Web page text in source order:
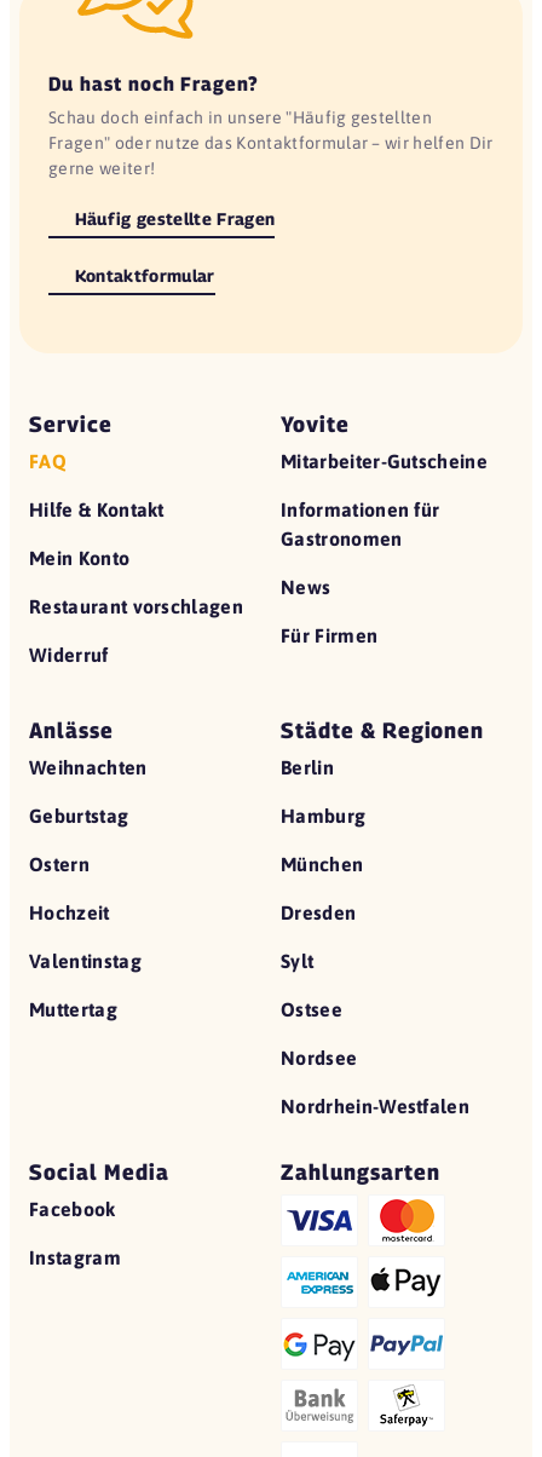
Du hast noch Fragen?
Schau doch einfach in unsere "Häufig gestellten
Fragen" oder nutze das Kontaktformular – wir helfen Dir
gerne weiter!
Häufig gestellte Fragen
Kontaktformular
Service
FAQ
Hilfe & Kontakt
Mein Konto
Restaurant vorschlagen
Widerruf
Yovite
Mitarbeiter-Gutscheine
Informationen für
Gastronomen
News
Für Firmen
Anlässe
Weihnachten
Geburtstag
Ostern
Hochzeit
Valentinstag
Muttertag
Städte & Regionen
Berlin
Hamburg
München
Dresden
Sylt
Ostsee
Nordsee
Nordrhein-Westfalen
Social Media
Facebook
Instagram
Zahlungsarten